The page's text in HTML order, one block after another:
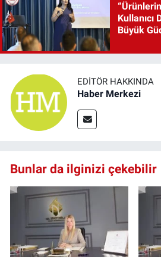
Kullanıcı
Büyük
EDITÖR HAKKINDA
Haber Merkezi
Bunlar da ilginizi çekebilir